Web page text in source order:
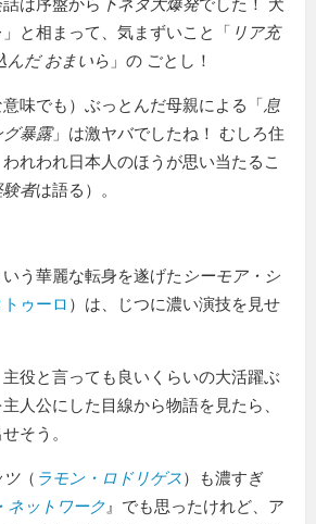
は序盤から 下ネタ大爆発でした！ 犬
と相まって、気まずいこと「 リア充
んだ おまいら 」の ごとし！
味でも）ぶっとんだ母親による「息
暴露」は激ヤバでしたね！ むしろ住
れわれ日本人のほうが思い当たるこ
験者は語る）。
いう華麗な転身を遂げた シーモア・シ
ゥーロ ）は、じつに濃い演技を見せ
役と言っても良いくらいの大活躍ぶ
人公にした目線から物語を見たら、
そう。
ツ（ ラモン・ロドリゲス）も濃すぎ
ネットワーク 』でも思ったけれど、ア